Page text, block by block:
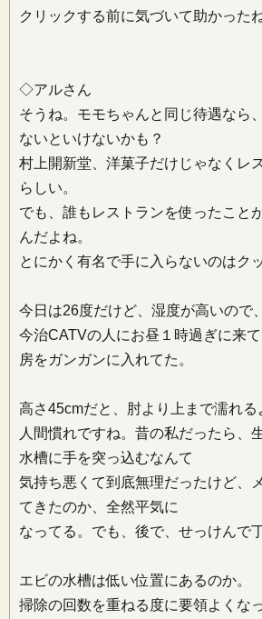
クリックする前に気づいて助かったね
◇アルさん
そうね。モモちゃんと同じ待遇なら
ないといけないかも？
村上開新堂、洋菓子だけじゃなくレ
らしい。
でも、誰もレストランを使ったこと
んだよね。
とにかく有名で手に入らないのはク
今日は26度だけど、湿度が高いので
今治CATVの人にお昼１時過ぎに来
房をガンガンに入れてた。
高さ45cmだと、肘より上まで濡れる
人間慣れですね。昔の私だったら、
水槽に手を突っ込むなんて
気持ち悪くて到底無理だったけど、
てきたのか、全然平気に
なってる。でも、後で、せっけんで
エビの水槽は低い位置にあるのか。
掃除の回数を重ねる度に要領よくな